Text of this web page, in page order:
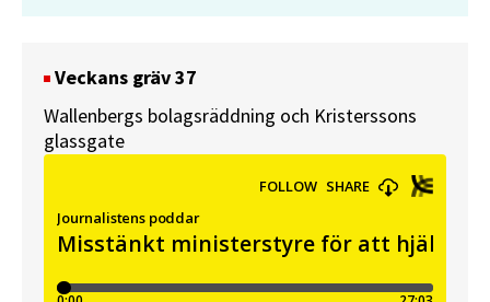
Veckans gräv 37
Wallenbergs bolagsräddning och Kristerssons
glassgate